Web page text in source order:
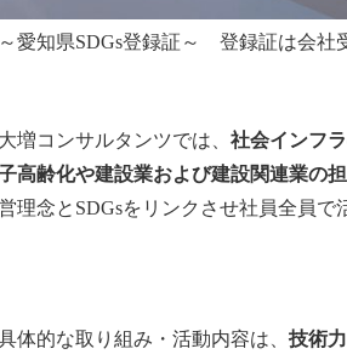
～愛知県SDGs登録証～ 登録証は会社
大増コンサルタンツでは、 社会インフ
高齢化や建設業および建設関連業の
理念とSDGsをリンクさせ社員全員で
体的な取り組み・活動内容は、 技術